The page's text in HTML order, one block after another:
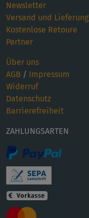
Newsletter
Versand und Lieferung
Kostenlose Retoure
Partner
Über uns
AGB / Impressum
Widerruf
Datenschutz
Barrierefreiheit
ZAHLUNGSARTEN